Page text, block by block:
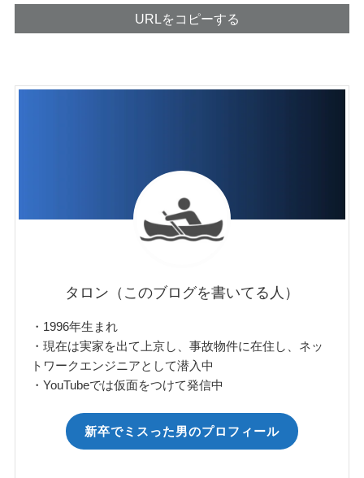
URLをコピーする
タロン（このブログを書いてる人）
・1996年生まれ
・現在は実家を出て上京し、事故物件に在住し、ネッ
トワークエンジニアとして潜入中
・YouTubeでは仮面をつけて発信中
新卒でミスった男のプロフィール